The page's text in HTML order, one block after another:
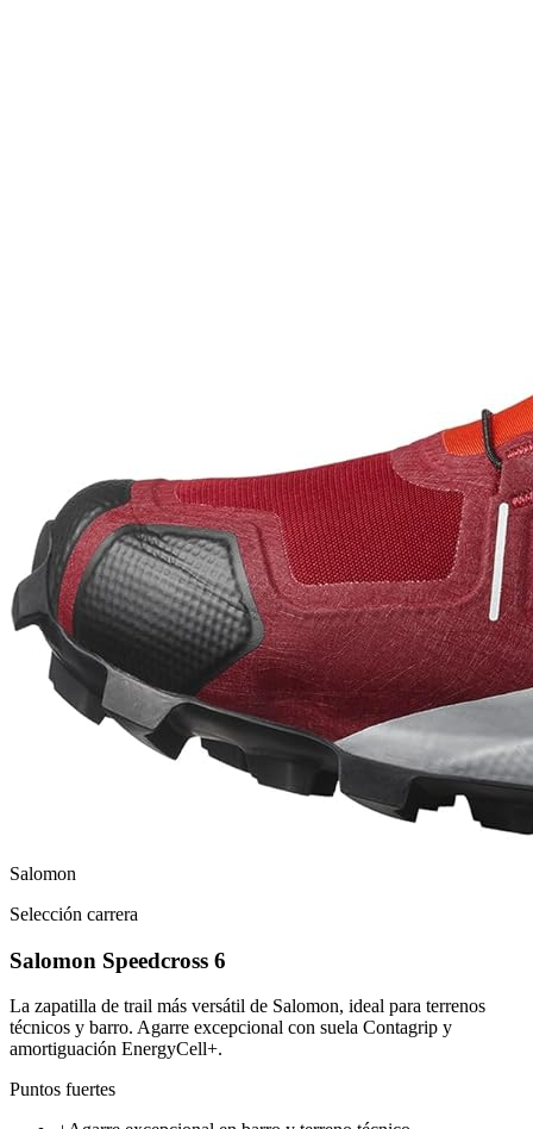
Salomon
Selección carrera
Salomon Speedcross 6
La zapatilla de trail más versátil de Salomon, ideal para terrenos
técnicos y barro. Agarre excepcional con suela Contagrip y
amortiguación EnergyCell+.
Puntos fuertes